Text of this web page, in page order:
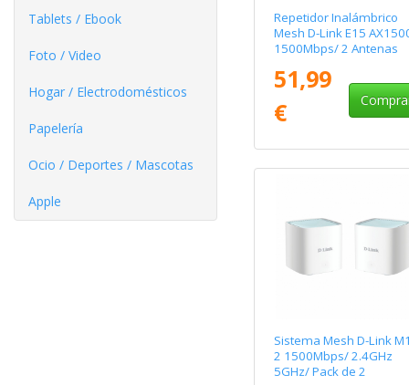
Tablets / Ebook
Foto / Video
Hogar / Electrodomésticos
Papelería
Ocio / Deportes / Mascotas
Apple
Repetidor Inalámbrico
Mesh D-Link E15
1500Mbps/ 2 Antenas
51,99
€
Sistema Mesh D-Link
2 1500Mbps/ 2.4GHz
5GHz/ Pack de 2